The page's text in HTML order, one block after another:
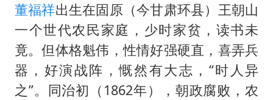
村民谈“梅姨”：叫的其实是“媒姨”
“深圳地面沉降致车辆损坏”不实
外交部发言人就广岛核爆81周年等答记者问
感觉全东北都在等7号
董福祥出生在固原（今甘肃环县）王朝山
一个世代农民家庭，少时家贫，读书未
竟。但体格魁伟，性情好强硬直，喜弄兵
器，好演战阵，慨然有大志，“时人异
之”。同治初（1862年），朝政腐败，农